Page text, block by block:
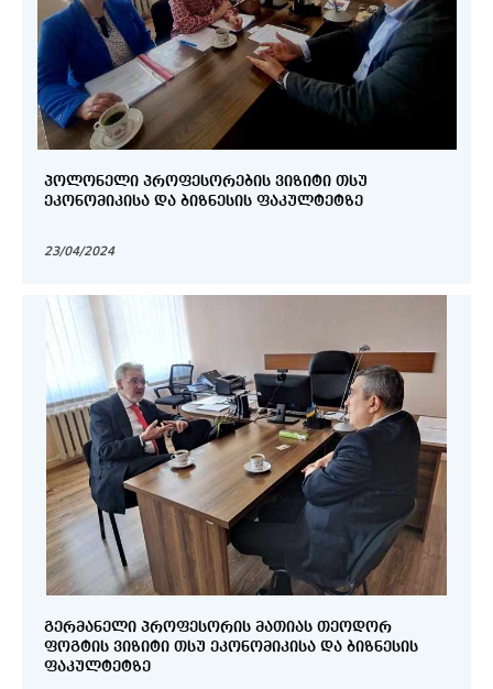
ᲞᲝᲚᲝᲜᲔᲚᲘ ᲞᲠᲝᲤᲔᲡᲝᲠᲔᲑᲘᲡ ᲕᲘᲖᲘᲢᲘ ᲗᲡᲣ
ᲔᲙᲝᲜᲝᲛᲘᲙᲘᲡᲐ ᲓᲐ ᲑᲘᲖᲜᲔᲡᲘᲡ ᲤᲐᲙᲣᲚᲢᲔᲢᲖᲔ
23/04/2024
ᲒᲔᲠᲛᲐᲜᲔᲚᲘ ᲞᲠᲝᲤᲔᲡᲝᲠᲘᲡ ᲛᲐᲗᲘᲐᲡ ᲗᲔᲝᲓᲝᲠ
ᲤᲝᲒᲢᲘᲡ ᲕᲘᲖᲘᲢᲘ ᲗᲡᲣ ᲔᲙᲝᲜᲝᲛᲘᲙᲘᲡᲐ ᲓᲐ ᲑᲘᲖᲜᲔᲡᲘᲡ
ᲤᲐᲙᲣᲚᲢᲔᲢᲖᲔ